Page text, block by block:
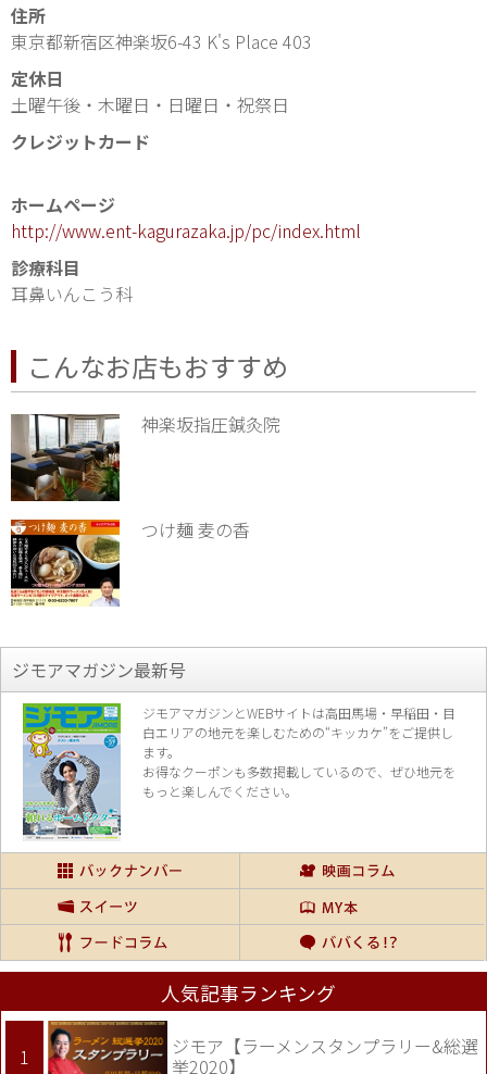
住所
東京都新宿区神楽坂6-43 K's Place 403
定休日
土曜午後・木曜日・日曜日・祝祭日
クレジットカード
ホームページ
http://www.ent-kagurazaka.jp/pc/index.html
診療科目
耳鼻いんこう科
こんなお店もおすすめ
神楽坂指圧鍼灸院
つけ麺 麦の香
ジモアマガジン最新号
ジモアマガジンとWEBサイトは高田馬場・早稲田・目
白エリアの地元を楽しむための“キッカケ”をご提供し
ます。
お得なクーポンも多数掲載しているので、 ぜひ地元を
もっと楽しんでください。
人気記事ランキング
ジモア【ラーメンスタンプラリー&総選
挙2020】